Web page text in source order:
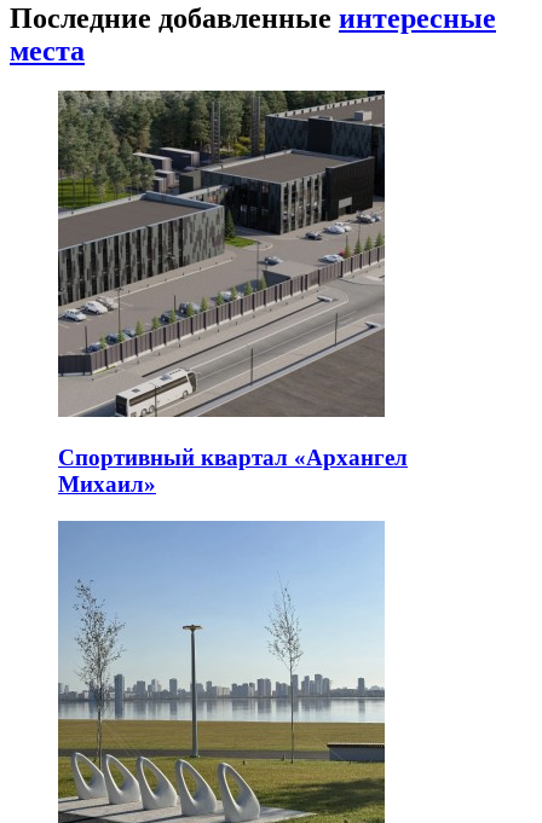
Последние добавленные интересные
места
Спортивный квартал «Архангел
Михаил»